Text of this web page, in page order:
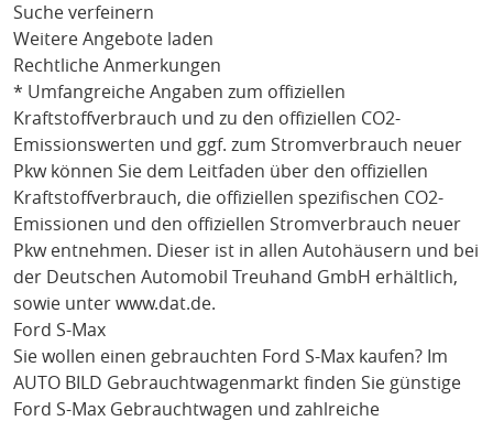
Suche verfeinern
Weitere Angebote laden
Rechtliche Anmerkungen
* Umfangreiche Angaben zum offiziellen
Kraftstoffverbrauch und zu den offiziellen CO2-
Emissionswerten und ggf. zum Stromverbrauch neuer
Pkw können Sie dem Leitfaden über den offiziellen
Kraftstoffverbrauch, die offiziellen spezifischen CO2-
Emissionen und den offiziellen Stromverbrauch neuer
Pkw entnehmen. Dieser ist in allen Autohäusern und bei
der Deutschen Automobil Treuhand GmbH erhältlich,
sowie unter www.dat.de.
Ford S-Max
Sie wollen einen gebrauchten Ford S-Max kaufen? Im
AUTO BILD Gebrauchtwagenmarkt finden Sie günstige
Ford S-Max Gebrauchtwagen und zahlreiche